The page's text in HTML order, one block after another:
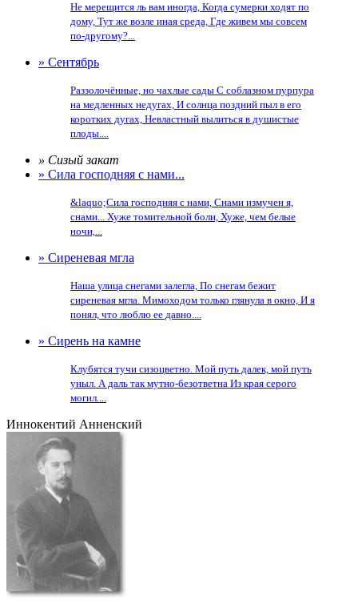
Не мерещится ль вам иногда, Когда сумерки ходят по
дому, Тут же возле иная среда, Где живем мы совсем
по-другому?...
» Сентябрь
Раззолочённые, но чахлые сады С соблазном пурпура
на медленных недугах, И солнца поздний пыл в его
коротких дугах, Невластный вылиться в душистые
плоды....
» Сизый закат
» Сила господняя с нами...
&laquo;Сила господняя с нами, Снами измучен я,
снами... Хуже томительной боли, Хуже, чем белые
ночи,...
» Сиреневая мгла
Наша улица снегами залегла, По снегам бежит
сиреневая мгла. Мимоходом только глянула в окно, И я
понял, что люблю ее давно....
» Сирень на камне
Клубятся тучи сизоцветно. Мой путь далек, мой путь
уныл. А даль так мутно-безответна Из края серого
могил....
Иннокентий Анненский